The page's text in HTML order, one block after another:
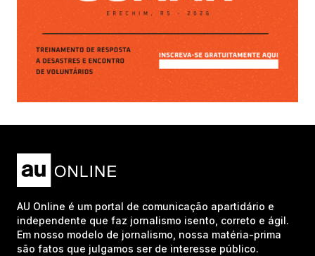
AU Online é um portal de comunicação apartidário e
independente que faz jornalismo isento, correto e ágil.
Em nosso modelo de jornalismo, nossa matéria-prima
são fatos que julgamos ser de interesse público.